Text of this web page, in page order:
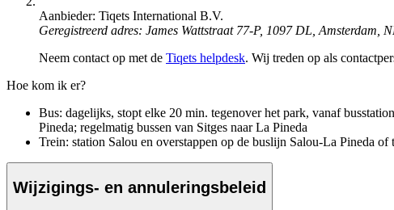
Aanbieder: Tiqets International B.V.
Geregistreerd adres: James Wattstraat 77-P, 1097 DL, Amsterdam,
Neem contact op met de Tiqets helpdesk. Wij treden op als
Hoe kom ik er?
Bus: dagelijks, stopt elke 20 min. tegenover het park, vanaf
Pineda; regelmatig bussen van Sitges naar La Pineda
Trein: station Salou en overstappen op de buslijn Salou-La Pineda of
Wijzigings- en annuleringsbeleid